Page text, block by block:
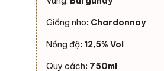
Giống nho: Chardonnay
Nồng độ: 12,5% Vol
Quy cách: 750ml